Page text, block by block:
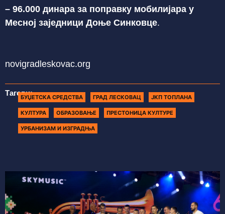
– 96.000 динара за поправку мобилијара у
Месној заједници Доње Синковце.
novigradleskovac.org
Тагови:БУЏЕТСКА СРЕДСТВА ГРАД ЛЕСКОВАЦ ЈКП ТОПЛАНА
КУЛТУРА ОБРАЗОВАЊЕ ПРЕСТОНИЦА КУЛТУРЕ
УРБАНИЗАМ И ИЗГРАДЊА